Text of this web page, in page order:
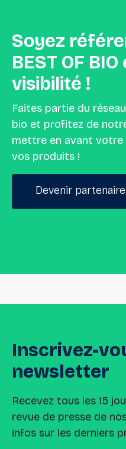
Soyez
BEST OF BIO
visibilité !
Faites partie du
bio et profitez de
mettre en avant votre
vos produits !
Devenir partenaire
Inscrivez-
newsletter
Recevez tous les 15
revue de presse de
infos sur les derniers